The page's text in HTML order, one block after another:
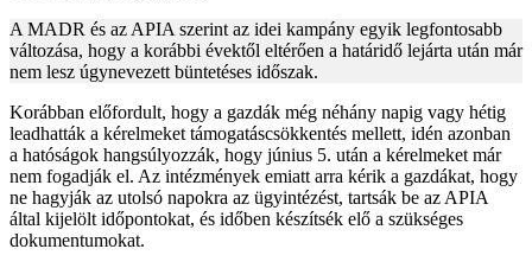
A MADR és az APIA szerint az idei kampány egyik legfontosabb
változása, hogy a korábbi évektől eltérően a határidő lejárta után már
nem lesz úgynevezett büntetéses időszak.
Korábban előfordult, hogy a gazdák még néhány napig vagy hétig
leadhatták a kérelmeket támogatáscsökkentés mellett, idén azonban
a hatóságok hangsúlyozzák, hogy június 5. után a kérelmeket már
nem fogadják el. Az intézmények emiatt arra kérik a gazdákat, hogy
ne hagyják az utolsó napokra az ügyintézést, tartsák be az APIA
által kijelölt időpontokat, és időben készítsék elő a szükséges
dokumentumokat.